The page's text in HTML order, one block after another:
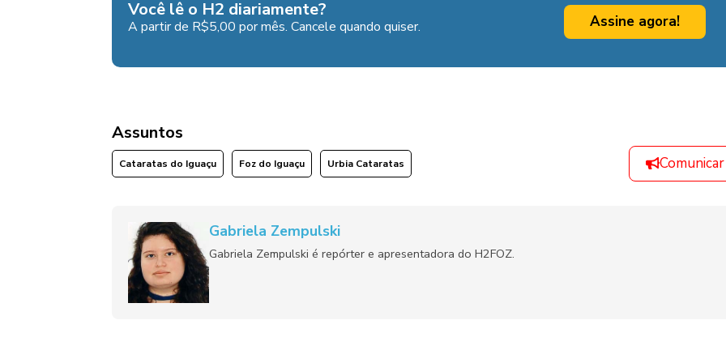
Você lê o H2 diariamente?
A partir de R$5,00 por mês. Cancele quando quiser. Assine agora!
Assuntos
Cataratas do Iguaçu Foz do Iguaçu Urbia Cataratas
Gabriela Zempulski
Gabriela Zempulski é repórter e apresentadora do H2FOZ.